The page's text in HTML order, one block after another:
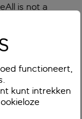
is not a
functioneert,
kunt intrekken